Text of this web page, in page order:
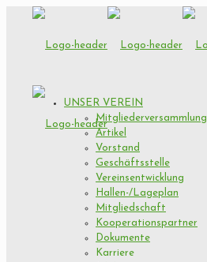
UNSER VEREIN
Mitgliederversammlung
Artikel
Vorstand
Geschäftsstelle
Vereinsentwicklung
Hallen-/Lageplan
Mitgliedschaft
Kooperationspartner
Dokumente
Karriere